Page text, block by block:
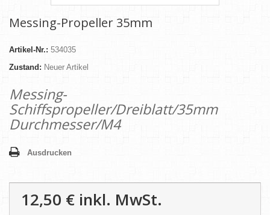
Messing-Propeller 35mm
Artikel-Nr.: 534035
Zustand: Neuer Artikel
Messing-
Schiffspropeller/Dreiblatt/35mm
Durchmesser/M4
Ausdrucken
12,50 € inkl. MwSt.